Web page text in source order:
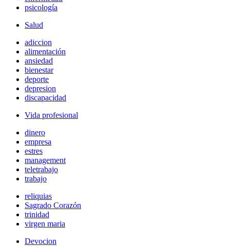
psicología
Salud
adiccion
alimentación
ansiedad
bienestar
deporte
depresion
discapacidad
Vida profesional
dinero
empresa
estres
management
teletrabajo
trabajo
reliquias
Sagrado Corazón
trinidad
virgen maria
Devocion